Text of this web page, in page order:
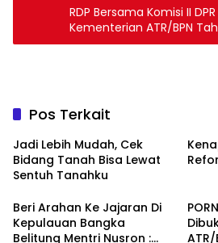
RDP Bersama Komisi II
Kementerian ATR/BPN
Ditetapkan Rp9,49 Triliun
Pos Terkait
Jadi Lebih Mudah, Cek
Bidang Tanah Bisa Lewat
Sentuh Tanahku
Beri Arahan Ke Jajaran Di
Kepulauan Bangka
Belitung Mentri Nusron :